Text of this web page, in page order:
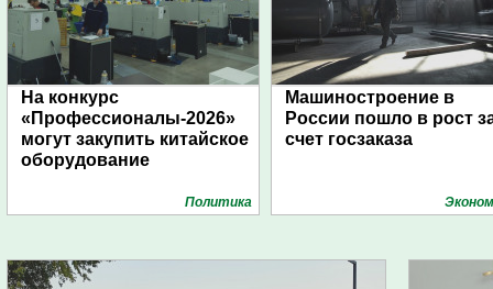
На конкурс
«Профессионалы-2026»
могут закупить китайское
оборудование
Политика
Машиностроение в
России пошло в рост
счет госзаказа